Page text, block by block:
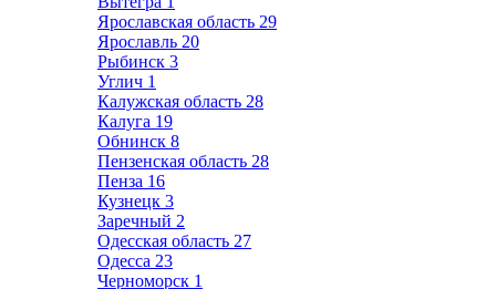
Ярославская область 29
Ярославль 20
Рыбинск 3
Углич 1
Калужская область 28
Калуга 19
Обнинск 8
Пензенская область 28
Пенза 16
Кузнецк 3
Заречный 2
Одесская область 27
Одесса 23
Черноморск 1